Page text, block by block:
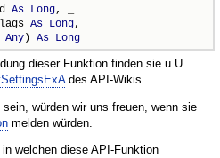
As Long, _
As Long, _
Any) As Long
dieser Funktion finden sie u.U.
des API-Wikis.
würden wir uns freuen, wenn sie
melden würden.
welchen diese API-Funktion